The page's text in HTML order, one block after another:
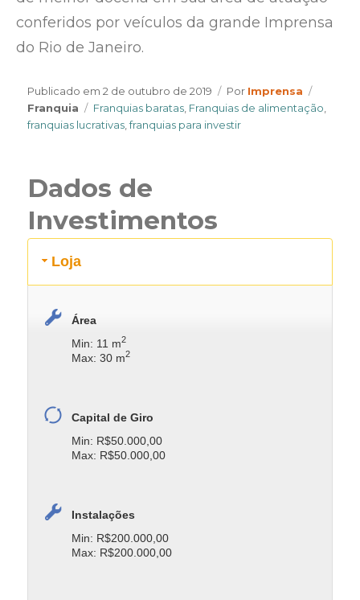
conferidos por veículos da grande Imprensa
do Rio de Janeiro.
Publicado em2 de outubro de 2019 Por Author
Imprensa
Franquia
Tags
Franquias baratas Franquias de alimentação
franquias lucrativas ,franquias para investir
Dados de
Investimentos
Loja
Área
Min: 11 m2
Max: 30 m2
Capital de Giro
Min: R$50.000,00
Max: R$50.000,00
Instalações
Min: R$200.000,00
Max: R$200.000,00